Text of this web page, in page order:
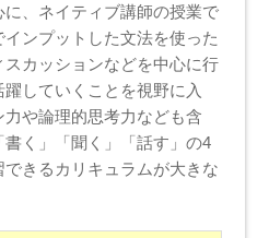
、ネイティブ講師の授業で
ンプットした文法を使った
カッションなどを中心に行
していくことを視野に入
や論理的思考力なども含
く」「聞く」「話す」の4
きるカリキュラムが大きな